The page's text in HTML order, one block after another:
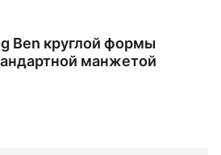
Ben круглой формы
манжетой